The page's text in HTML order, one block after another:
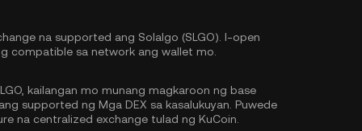
na supported ang Solalgo (SLGO). I-open
compatible sa network ang wallet mo.
kailangan mo munang magkaroon ng base
supported ng Mga DEX sa kasalukuyan. Puwede
na centralized exchange tulad ng KuCoin.